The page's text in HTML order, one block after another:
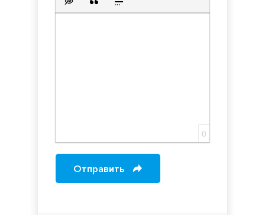
Вставка скрытого текста
Вставка цитаты
Вставка спойлера
0
Отправить